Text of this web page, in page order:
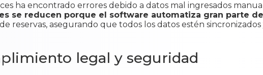
ha encontrado errores debido a datos mal ingresados
se reducen porque el software automatiza gran parte
reservas, asegurando que todos los datos estén
legal y seguridad